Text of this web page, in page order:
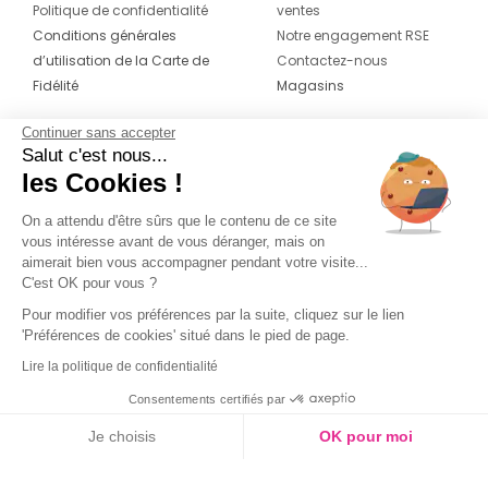
Politique de confidentialité
Conditions générales
d’utilisation de la Carte de
Fidélité
ventes
Notre engagement RSE
Contactez-nous
Magasins
CONTACT
04 42 20 78 42
Du lundi au jeudi de 8h30 à 16h30 & le
vendredi de 8h30 à 15h30
Continuer sans accepter
Salut c'est nous...
les Cookies !
On a attendu d'être sûrs que le contenu de ce site
vous intéresse avant de vous déranger, mais on
aimerait bien vous accompagner pendant votre visite...
C'est OK pour vous ?
Pour modifier vos préférences par la suite, cliquez sur le lien
'Préférences de cookies' situé dans le pied de page.
Lire la politique de confidentialité
Consentements certifiés par
Je choisis OK pour moi